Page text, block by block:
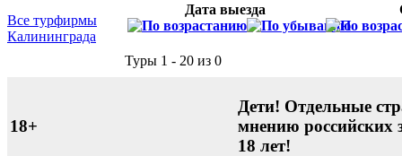
Все турфирмы
Калининграда
Дата выезда
Туры 1 - 20 из 0
18+
Дети! Отдельные
мнению российских
18 лет!